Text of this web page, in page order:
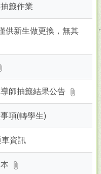
籤作業
供新生做更換，無其
師抽籤結果公告
項(轉學生)
資訊